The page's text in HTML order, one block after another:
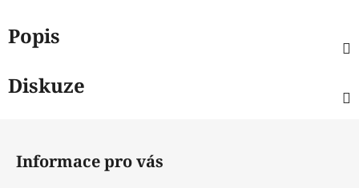
Popis
Diskuze
Informace pro vás